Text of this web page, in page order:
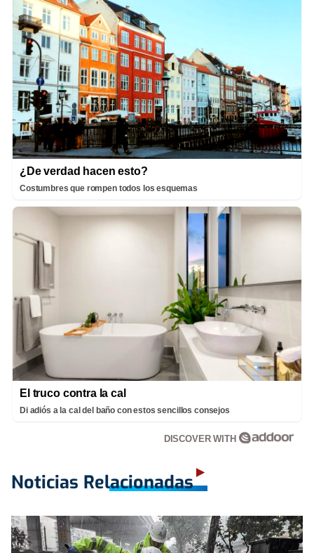
¿De verdad hacen esto?
Costumbres que rompen todos los esquemas
El truco contra la cal
Di adiós a la cal del baño con estos sencillos consejos
DISCOVER WITH
Noticias Relacionadas